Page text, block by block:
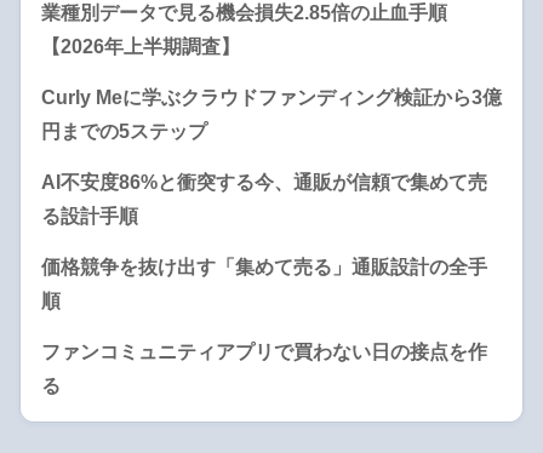
業種別データで見る機会損失2.85倍の止血手順
【2026年上半期調査】
Curly Meに学ぶクラウドファンディング検証から3億
円までの5ステップ
AI不安度86%と衝突する今、通販が信頼で集めて売
る設計手順
価格競争を抜け出す「集めて売る」通販設計の全手
順
ファンコミュニティアプリで買わない日の接点を作
る